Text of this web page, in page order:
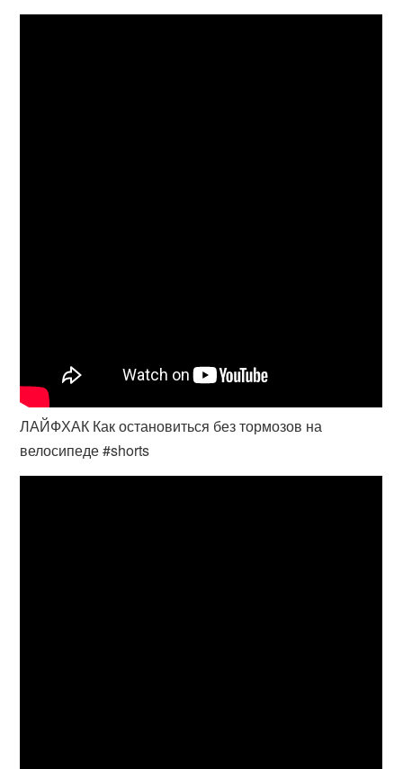
ЛАЙФХАК Как остановиться без тормозов на
велосипеде #shorts